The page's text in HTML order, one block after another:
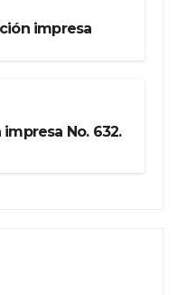
impresa
No. 632.